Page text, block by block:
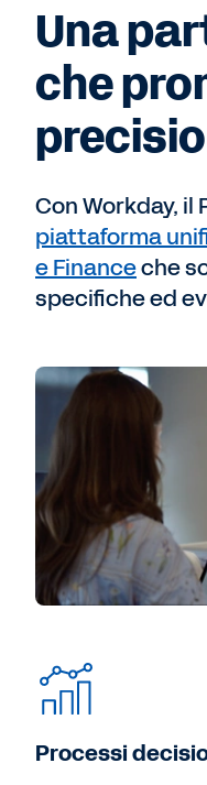
Una
che
Con Workday, il
piattaforma
e Financeche
specifiche ed
Processi